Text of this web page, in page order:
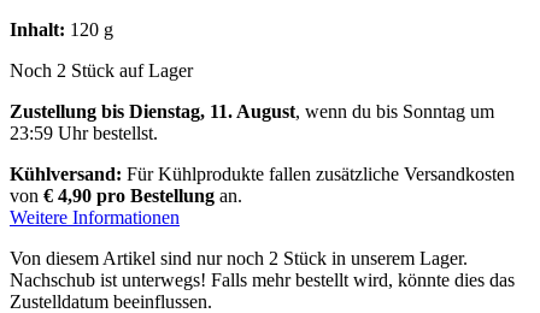
Inhalt: 120 g
Noch 2 Stück auf Lager
Zustellung bis Dienstag, 11. August, wenn du bis Sonntag um
23:59 Uhrbestellst.
Kühlversand: Für Kühlprodukte fallen zusätzliche Versandkosten
von € 4,90 pro Bestellung an.
Weitere Informationen
Von diesem Artikel sind nur noch 2 Stück in unserem Lager.
Nachschub ist unterwegs! Falls mehr bestellt wird, könnte dies das
Zustelldatum beeinflussen.